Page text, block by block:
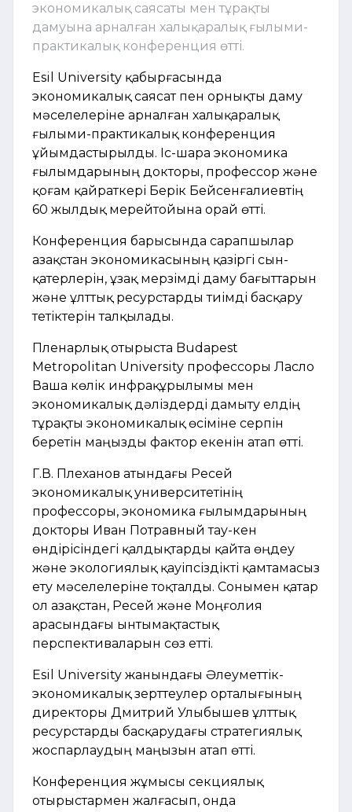
экономикалық саясаты мен тұрақты
дамуына арналған халықаралық ғылыми-
практикалық конференция өтті.
Esil University қабырғасында
экономикалық саясат пен орнықты даму
мәселелеріне арналған халықаралық
ғылыми-практикалық конференция
ұйымдастырылды. Іс-шара экономика
ғылымдарының докторы, профессор және
қоғам қайраткері Берік Бейсенғалиевтің
60 жылдық мерейтойына орай өтті.
Конференция барысында сарапшылар
Қазақстан экономикасының қазіргі сын-
қатерлерін, ұзақ мерзімді даму бағыттарын
және ұлттық ресурстарды тиімді басқару
тетіктерін талқылады.
Пленарлық отырыста Budapest
Metropolitan University профессоры Ласло
Ваша көлік инфрақұрылымы мен
экономикалық дәліздерді дамыту елдің
тұрақты экономикалық өсіміне серпін
беретін маңызды фактор екенін атап өтті.
Г.В. Плеханов атындағы Ресей
экономикалық университетінің
профессоры, экономика ғылымдарының
докторы Иван Потравный тау-кен
өндірісіндегі қалдықтарды қайта өңдеу
және экологиялық қауіпсіздікті қамтамасыз
ету мәселелеріне тоқталды. Сонымен қатар
ол Қазақстан, Ресей және Моңғолия
арасындағы ынтымақтастық
перспективаларын сөз етті.
Esil University жанындағы Әлеуметтік-
экономикалық зерттеулер орталығының
директоры Дмитрий Улыбышев ұлттық
ресурстарды басқарудағы стратегиялық
жоспарлаудың маңызын атап өтті.
Конференция жұмысы секциялық
отырыстармен жалғасып, онда